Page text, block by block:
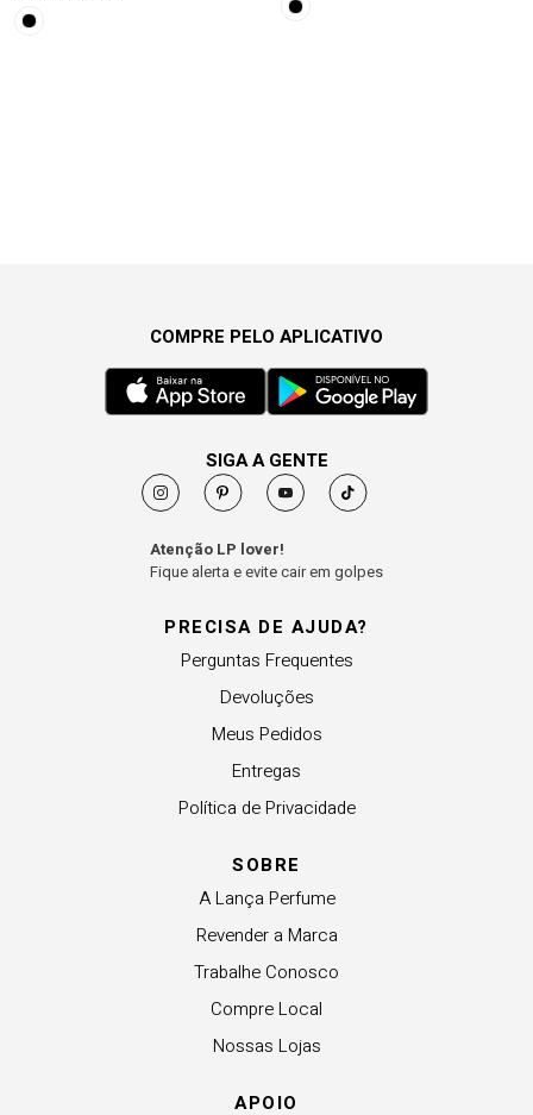
PRECISA DE AJUDA?
Perguntas Frequentes
Devoluções
Meus Pedidos
Entregas
Política de Privacidade
SOBRE
A Lança Perfume
Revender a Marca
Trabalhe Conosco
Compre Local
Nossas Lojas
APOIO
COMPRE PELO APLICATIVO
SIGA A GENTE
Atenção LP lover!
Fique alerta e evite cair em golpes